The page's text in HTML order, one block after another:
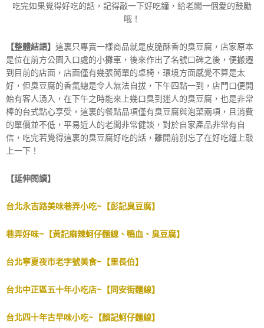
吃完如果覺得好吃的話，記得敲一下好吃鐘，給老闆一個愛的鼓勵
哦！
【整體結語】 這裏只專賣一樣商品就是皮脆酥香的臭豆腐，店家原本
是位在前方公園入口處的小攤車，後來作出了名號口碑之後，便搬遷
到目前的店面，店面僅有幾張簡單的桌椅，環境方面感覺不算是太
好，但臭豆腐的香氣總是令人無法自拔，下午四點一到，店門口便開
始有客人湧入，在下午之時能來上幾口臭到迷人的臭豆腐，也是非常
棒的台式點心享受，這裏的餐點品項僅有臭豆腐與泡菜兩項，且消費
的單價並不低，平易近人的老闆非常健談，對於自家產品非常有自
信，吃完若覺得這裏的臭豆腐好吃的話，離開前別忘了在好吃鐘上敲
上一下！
【延伸閱讀】
台北永吉路美味巷弄小吃~【彭記臭豆腐】
巷弄好味~【黃記麻辣蚵仔麵線、鴨血、臭豆腐】
台北寧夏夜市老字號美食~【里長伯】
台北中正區五十年小吃店~【同安街麵線】
台北四十年古早味小吃~【顏記蚵仔麵線】